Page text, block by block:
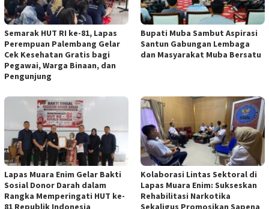
Semarak HUT RI ke-81, Lapas
Perempuan Palembang Gelar
Cek Kesehatan Gratis bagi
Pegawai, Warga Binaan, dan
Pengunjung
Bupati Muba Sambut Aspirasi
Santun Gabungan Lembaga
dan Masyarakat Muba Bersatu
Lapas Muara Enim Gelar Bakti
Sosial Donor Darah dalam
Rangka Memperingati HUT ke-
81 Republik Indonesia
Kolaborasi Lintas Sektoral di
Lapas Muara Enim: Sukseskan
Rehabilitasi Narkotika
Sekaligus Promosikan Sapena